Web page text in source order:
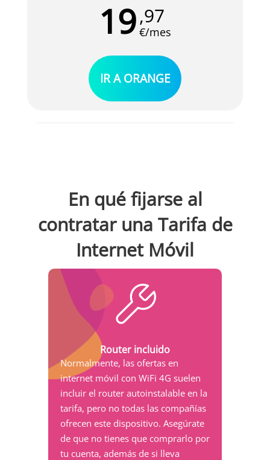
siempre para que puedas disfrutar de una
conexión a internet sin problemas y sin
router autoinstalable que solo tendrás que
enchufar a la red eléctrica para poder
aprovechar los datos ilimitados de esta oferta.
19,97
€/mes
IR A ORANGE
En qué fijarse al
contratar una Tarifa de
Internet Móvil
Router incluido
Normalmente, las ofertas en
internet móvil con WiFi 4G suelen
incluir el router autoinstalable en la
tarifa, pero no todas las compañías
ofrecen este dispositivo. Asegúrate
de que no tienes que comprarlo por
tu cuenta, además de si lleva